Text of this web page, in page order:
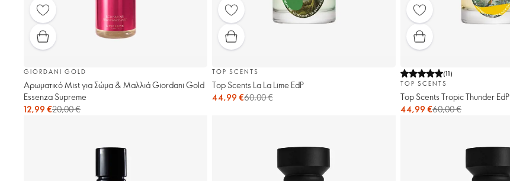
GIORDANI GOLD
Αρωματικό Mist για Σώμα & Μαλλιά Giordani Gold
Essenza Supreme
12,99 €20,00 €
TOP SCENTS
Top Scents La La Lime EdP
44,99 €60,00 €
(11)
TOP SCENTS
Top Scents Tropic Thunder EdP
44,99 €60,00 €